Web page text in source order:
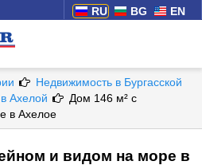
RU BG EN
Недвижимость в Бургасской
Ахелой
Дом 146 м² с
в Ахелое
и видом на море в